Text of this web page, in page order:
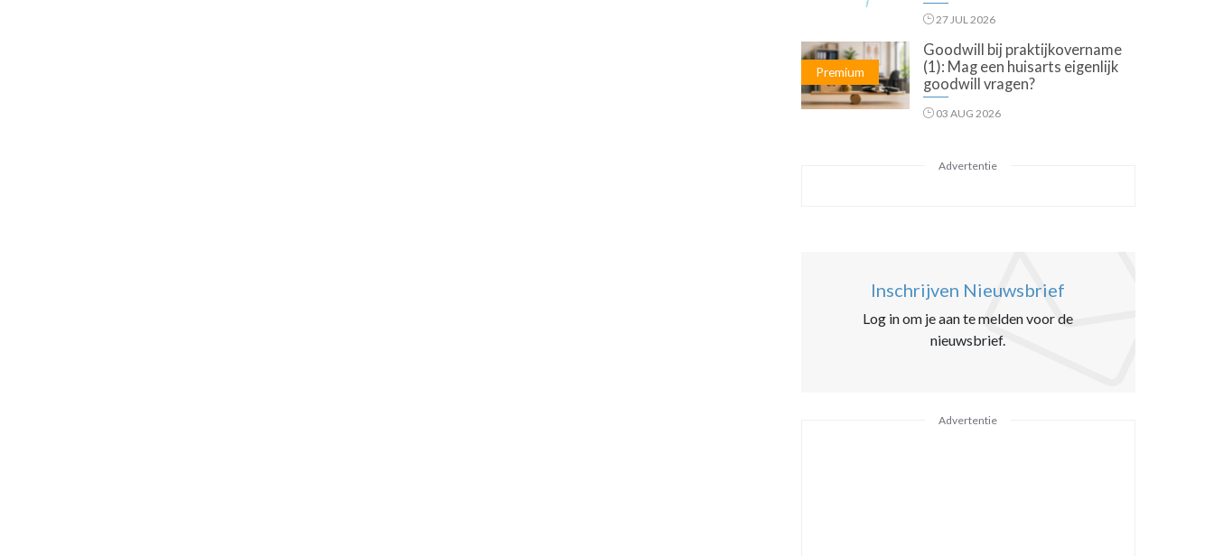
27 JUL 2026
Premium
Goodwill bij praktijkovername
(1): Mag een huisarts eigenlijk
goodwill vragen?
03 AUG 2026
Advertentie
Inschrijven Nieuwsbrief
Log in om je aan te melden voor de
nieuwsbrief.
Advertentie